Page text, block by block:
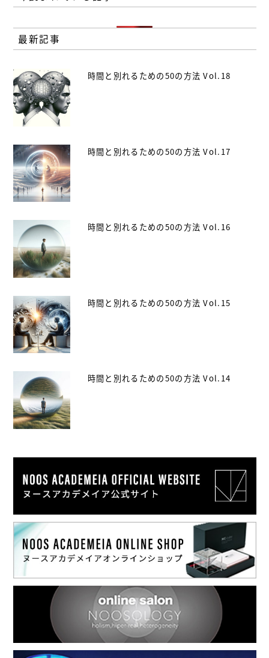
最新記事
時間と別れるための50の方法 Vol.18
時間と別れるための50の方法 Vol.17
時間と別れるための50の方法 Vol.16
時間と別れるための50の方法 Vol.15
時間と別れるための50の方法 Vol.14